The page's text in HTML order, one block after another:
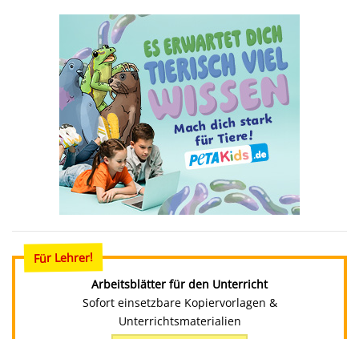
Für Lehrer!
Arbeitsblätter für den Unterricht
Sofort einsetzbare Kopiervorlagen &
Unterrichtsmaterialien